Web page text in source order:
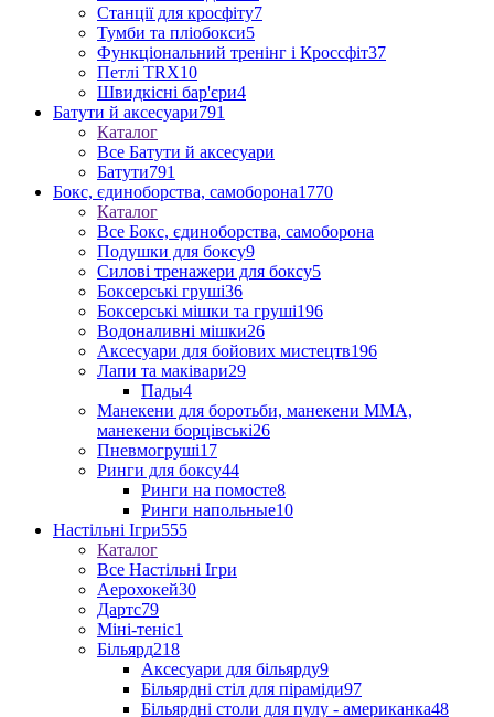
Станції для кросфіту7
Тумби та пліобокси5
Функціональний тренінг і Кроссфіт37
Петлі TRX10
Швидкісні бар'єри4
Батути й аксесуари791
Каталог
Все Батути й аксесуари
Батути791
Бокс, єдиноборства, самоборона1770
Каталог
Все Бокс, єдиноборства, самоборона
Подушки для боксу9
Силові тренажери для боксу5
Боксерські груші36
Боксерські мішки та груші196
Водоналивні мішки26
Аксесуари для бойових мистецтв196
Лапи та маківари29
Пады4
Манекени для боротьби, манекени ММА,
манекени борцівські26
Пневмогруші17
Ринги для боксу44
Ринги на помосте8
Ринги напольные10
Настільні Ігри555
Каталог
Все Настільні Ігри
Аерохокей30
Дартс79
Міні-теніс1
Більярд218
Аксесуари для більярду9
Більярдні стіл для піраміди97
Більярдні столи для пулу - американка48